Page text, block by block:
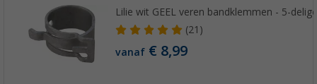
Lilie wit GEEL veren bandklemmen - 5-
(21)
vanaf € 8,99